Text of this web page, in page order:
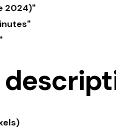
2024)"